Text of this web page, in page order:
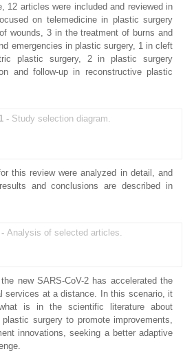
12 articles were included and reviewed in
on telemedicine in plastic surgery
wounds, 3 in the treatment of burns and
emergencies in plastic surgery, 1 in cleft
plastic surgery, 2 in plastic surgery
and follow-up in reconstructive plastic
- Study selection diagram.
this review were analyzed in detail, and
and conclusions are described in
Analysis of selected articles.
new SARS-CoV-2 has accelerated the
services at a distance. In this scenario, it
is in the scientific literature about
surgery to promote improvements,
innovations, seeking a better adaptive